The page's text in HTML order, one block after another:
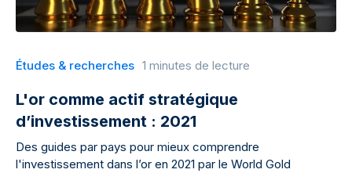
Études & recherches 1 minutes de lecture
L'or comme actif stratégique
d’investissement : 2021
Des guides par pays pour mieux comprendre
l'investissement dans l’or en 2021 par le World Gold